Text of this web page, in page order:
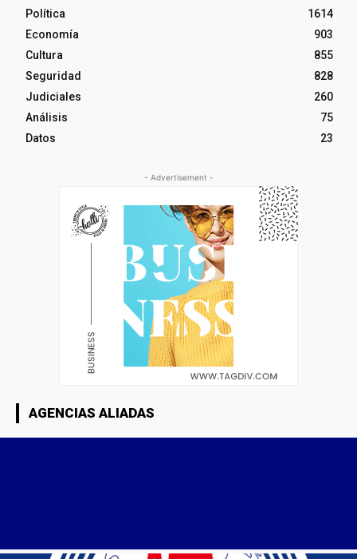
Política
1614
Economía
903
Cultura
855
Seguridad
828
Judiciales
260
Análisis
75
Datos
23
- Advertisement -
AGENCIAS ALIADAS